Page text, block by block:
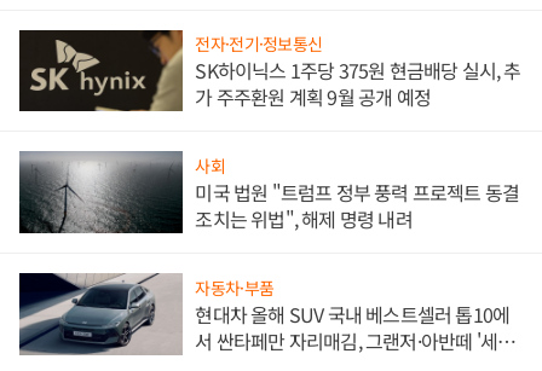
전자·전기·정보통신
SK하이닉스 1주당 375원 현금배당 실시, 추
가 주주환원 계획 9월 공개 예정
사회
미국 법원 "트럼프 정부 풍력 프로젝트 동결
조치는 위법", 해제 명령 내려
자동차·부품
현대차 올해 SUV 국내 베스트셀러 톱10에
서 싼타페만 자리매김, 그랜저·아반떼 '세단